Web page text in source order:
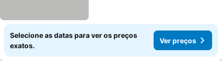
Selecione as datas para ver os preços
exatos.
Ver preços